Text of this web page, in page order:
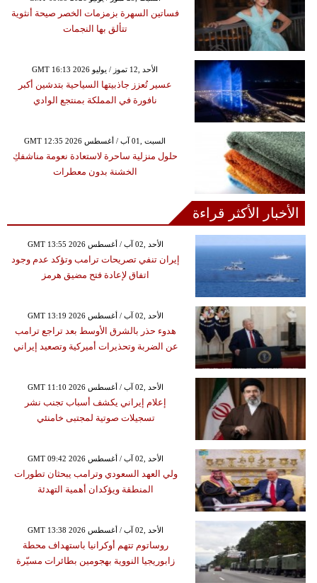
فساتين السهرة بزمزمات الخصر صيحة أنثوية
تتألق بها النجمات
GMT 16:13 2026 الأحد ,12 تموز / يوليو
عسير تُعزز جاذبيتها السياحية بتدشين أكبر
نافورة في المملكة بمنتجع الوادي
GMT 12:35 2026 السبت ,01 آب / أغسطس
حلول منزلية ساحرة لاستعادة نعومة مناشفكِ
الخشنة بدون معطرات
الأخبار الأكثر قراءة
GMT 13:55 2026 الأحد ,02 آب / أغسطس
إيران تنفي تصريحات ترامب وتؤكد عدم وجود
اتفاق لإعادة فتح مضيق هرمز
GMT 13:19 2026 الأحد ,02 آب / أغسطس
هدوء حذر بالشرق الأوسط بعد تراجع ترامب
عن الضربة وتحذيرات أميركية وتصعيد إيراني
GMT 11:10 2026 الأحد ,02 آب / أغسطس
إعلام إيراني يكشف أسباب تجنب نشر
تسجيلات صوتية لمجتبى خامنئي
GMT 09:42 2026 الأحد ,02 آب / أغسطس
ولي العهد السعودي وترامب يبحثان تطورات
المنطقة ويؤكدان أهمية التهدئة
GMT 13:38 2026 الأحد ,02 آب / أغسطس
روساتوم تتهم أوكرانيا باستهداف محطة
زابوريجيا النووية بهجومين بطائرات مسيّرة